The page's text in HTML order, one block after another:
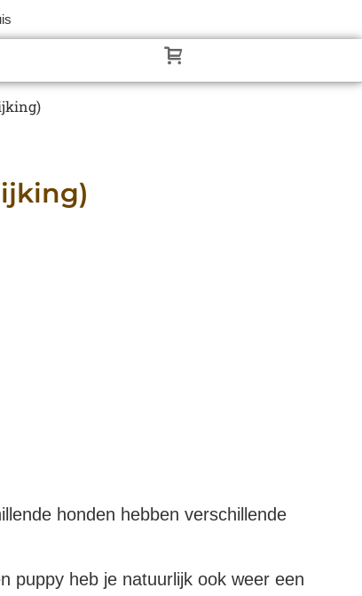
honden hebben verschillende
puppy heb je natuurlijk ook weer een